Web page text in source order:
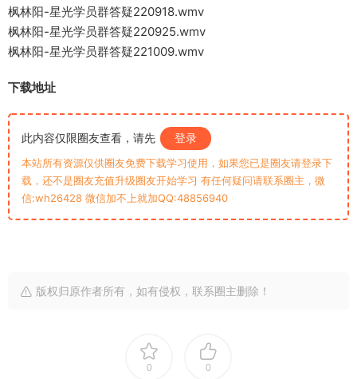
枫林阳-星光学员群答疑220918.wmv
枫林阳-星光学员群答疑220925.wmv
枫林阳-星光学员群答疑221009.wmv
下载地址
此内容仅限圈友查看，请先 登录
本站所有资源仅供圈友免费下载学习使用，如果您已是圈友请登录下
载，还不是圈友充值升级圈友开始学习 有任何疑问请联系圈主，微
信:wh26428 微信加不上就加QQ:48856940
版权归原作者所有，如有侵权，联系圈主删除！
0 0